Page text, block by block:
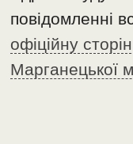
повідомленні
офіційну
Марганецької